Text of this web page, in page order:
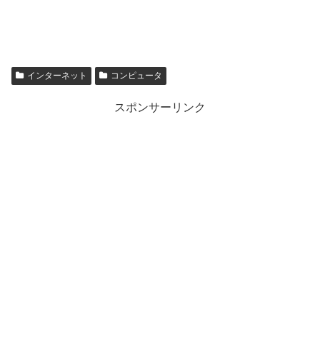
インターネット コンピュータ
スポンサーリンク